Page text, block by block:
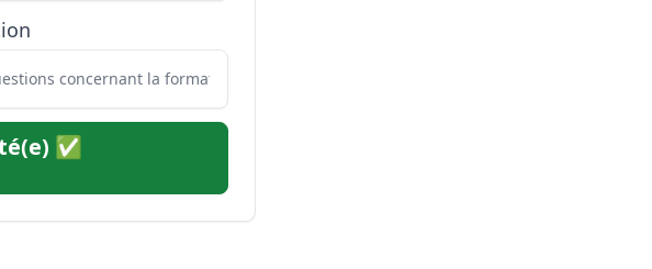
✅